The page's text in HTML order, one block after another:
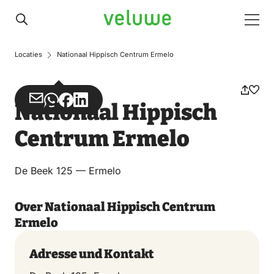
Veluwe
Locaties Nationaal Hippisch Centrum Ermelo
Teilen
über
Email
Teilen
über
WhatsApp
Teilen
auf
Facebook
Teilen
auf
LinkedIn
Nationaal Hippisch
Centrum Ermelo
De Beek 125 — Ermelo
Over Nationaal Hippisch Centrum
Ermelo
Adresse und Kontakt